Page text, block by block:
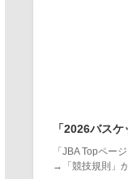
「2026バス
「JBA Topペー
→「競技規則」